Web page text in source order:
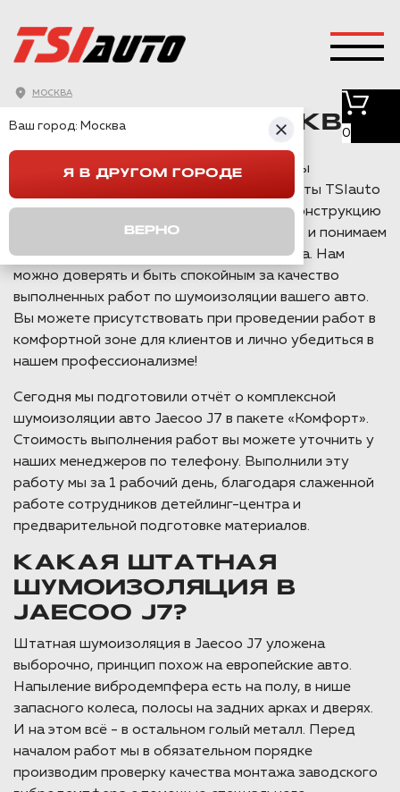
МОСКВА
0
ШУМОИЗОЛЯЦИЯ
JAECOO J7 В МОСКВЕ
Шумоизоляцией автомобилей в Москве мы
занимаемся уже более 10 лет и специалисты TSIauto
работали более с чем 90% марок авто. Конструкцию
сборки и разборки салона знаем наизусть и понимаем
принципы, как снимаются элементы салона. Нам
можно доверять и быть спокойным за качество
выполненных работ по шумоизоляции вашего авто.
Вы можете присутствовать при проведении работ в
комфортной зоне для клиентов и лично убедиться в
нашем профессионализме!
Сегодня мы подготовили отчёт о комплексной
шумоизоляции авто Jaecoo J7 в пакете «Комфорт».
Стоимость выполнения работ вы можете уточнить у
наших менеджеров по телефону. Выполнили эту
работу мы за 1 рабочий день, благодаря слаженной
работе сотрудников детейлинг-центра и
предварительной подготовке материалов.
КАКАЯ ШТАТНАЯ
ШУМОИЗОЛЯЦИЯ В
JAECOO J7?
Штатная шумоизоляция в Jaecoo J7 уложена
выборочно, принцип похож на европейские авто.
Напыление вибродемпфера есть на полу, в нише
запасного колеса, полосы на задних арках и дверях.
И на этом всё - в остальном голый металл. Перед
началом работ мы в обязательном порядке
производим проверку качества монтажа заводского
Ваш город: Москва
Я В ДРУГОМ ГОРОДЕ
ВЕРНО